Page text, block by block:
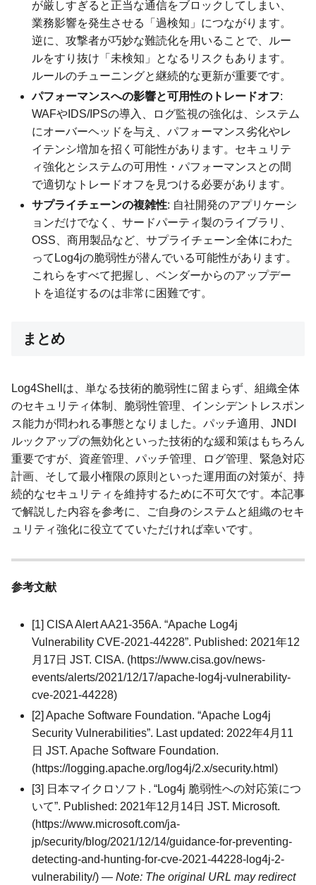
が厳しすぎると正当な通信をブロックしてしまい、
業務影響を発生させる「過検知」につながります。
逆に、攻撃者が巧妙な難読化を用いることで、ルー
ルをすり抜け「未検知」となるリスクもあります。
ルールのチューニングと継続的な更新が重要です。
パフォーマンスへの影響と可用性のトレードオフ:
WAFやIDS/IPSの導入、ログ監視の強化は、システム
にオーバーヘッドを与え、パフォーマンス劣化やレ
イテンシ増加を招く可能性があります。セキュリテ
ィ強化とシステムの可用性・パフォーマンスとの間
で適切なトレードオフを見つける必要があります。
サプライチェーンの複雑性: 自社開発のアプリケーシ
ョンだけでなく、サードパーティ製のライブラリ、
OSS、商用製品など、サプライチェーン全体にわた
ってLog4jの脆弱性が潜んでいる可能性があります。
これらをすべて把握し、ベンダーからのアップデー
トを追従するのは非常に困難です。
まとめ
Log4Shellは、単なる技術的脆弱性に留まらず、組織全体
のセキュリティ体制、脆弱性管理、インシデントレスポン
ス能力が問われる事態となりました。パッチ適用、JNDI
ルックアップの無効化といった技術的な緩和策はもちろん
重要ですが、資産管理、パッチ管理、ログ管理、緊急対応
計画、そして最小権限の原則といった運用面の対策が、持
続的なセキュリティを維持するために不可欠です。本記事
で解説した内容を参考に、ご自身のシステムと組織のセキ
ュリティ強化に役立てていただければ幸いです。
参考文献
[1] CISA Alert AA21-356A. “Apache Log4j
Vulnerability CVE-2021-44228”. Published: 2021年12
月17日 JST. CISA. (https://www.cisa.gov/news-
events/alerts/2021/12/17/apache-log4j-vulnerability-
cve-2021-44228)
[2] Apache Software Foundation. “Apache Log4j
Security Vulnerabilities”. Last updated: 2022年4月11
日 JST. Apache Software Foundation.
(https://logging.apache.org/log4j/2.x/security.html)
[3] 日本マイクロソフト. “Log4j 脆弱性への対応策につ
いて”. Published: 2021年12月14日 JST. Microsoft.
(https://www.microsoft.com/ja-
jp/security/blog/2021/12/14/guidance-for-preventing-
detecting-and-hunting-for-cve-2021-44228-log4j-2-
vulnerability/)— Note: The original URL may redirect